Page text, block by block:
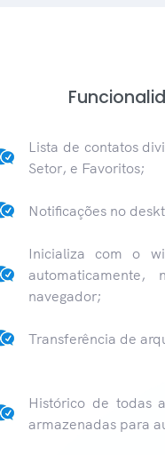
Lista de contatos
Setor, e Favoritos;
Notificações no
Inicializa com o
automaticamente,
navegador;
Transferência de
Histórico de todas
armazenadas para